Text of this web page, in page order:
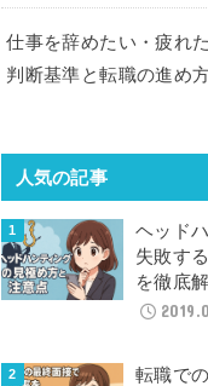
仕事を辞めたい・疲れ
判断基準と転職の進め
人気の記事
ヘッド
失敗す
を徹底
転職で